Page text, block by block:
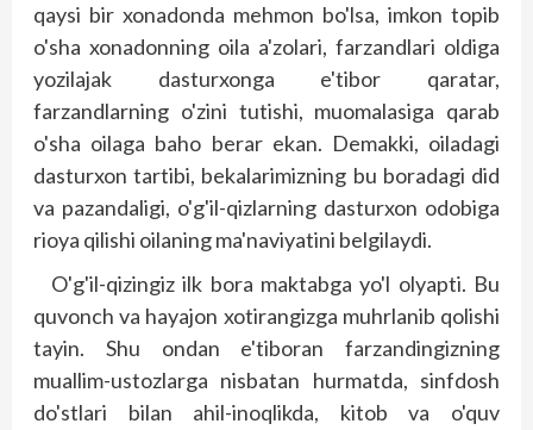
qaysi bir xonadonda mehmon bo'lsa, imkon topib
o'sha xonadonning oila a'zolari, farzandlari oldiga
yozilajak dasturxonga e'tibor qaratar,
farzandlarning o'zini tutishi, muomalasiga qarab
o'sha oilaga baho berar ekan. Demakki, oiladagi
dasturxon tartibi, bekalarimizning bu boradagi did
va pazandaligi, o'g'il-qizlarning dasturxon odobiga
rioya qilishi oilaning ma'naviyatini belgilaydi.
O'g'il-qizingiz ilk bora maktabga yo'l olyapti. Bu
quvonch va hayajon xotirangizga muhrlanib qolishi
tayin. Shu ondan e'tiboran farzandingizning
muallim-ustozlarga nisbatan hurmatda, sinfdosh
do'stlari bilan ahil-inoqlikda, kitob va o'quv